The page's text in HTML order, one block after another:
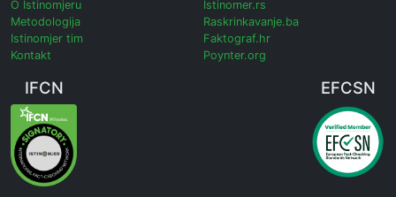
O Istinomjeru
Metodologija
Istinomjer tim
Kontakt
Istinomer.rs
Raskrinkavanje.ba
Faktograf.hr
Poynter.org
IFCN EFCSN